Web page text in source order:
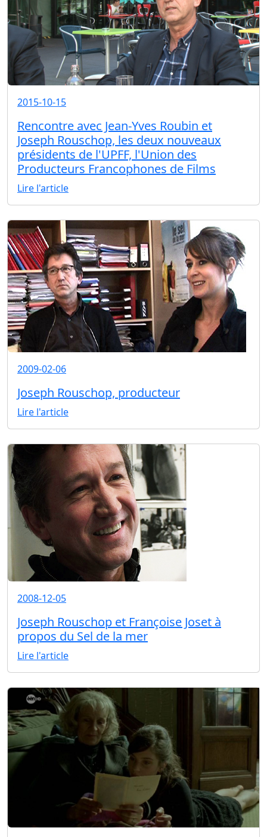
2015-10-15
Rencontre avec Jean-Yves Roubin et
Joseph Rouschop, les deux nouveaux
présidents de l'UPFF, l'Union des
Producteurs Francophones de Films
Lire l'article
2009-02-06
Joseph Rouschop, producteur
Lire l'article
2008-12-05
Joseph Rouschop et Françoise Joset à
propos du Sel de la mer
Lire l'article